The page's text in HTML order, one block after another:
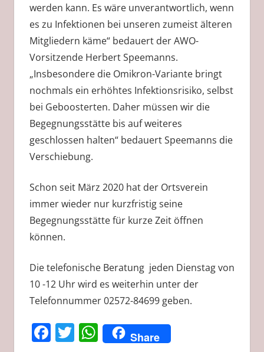
werden kann. Es wäre unverantwortlich, wenn
es zu Infektionen bei unseren zumeist älteren
Mitgliedern käme“ bedauert der AWO-
Vorsitzende Herbert Speemanns.
„Insbesondere die Omikron-Variante bringt
nochmals ein erhöhtes Infektionsrisiko, selbst
bei Geboosterten. Daher müssen wir die
Begegnungsstätte bis auf weiteres
geschlossen halten“ bedauert Speemanns die
Verschiebung.
Schon seit März 2020 hat der Ortsverein
immer wieder nur kurzfristig seine
Begegnungsstätte für kurze Zeit öffnen
können.
Die telefonische Beratung jeden Dienstag von
10 -12 Uhr wird es weiterhin unter der
Telefonnummer 02572-84699 geben.
Facebook
Twitter
WhatsApp
Share